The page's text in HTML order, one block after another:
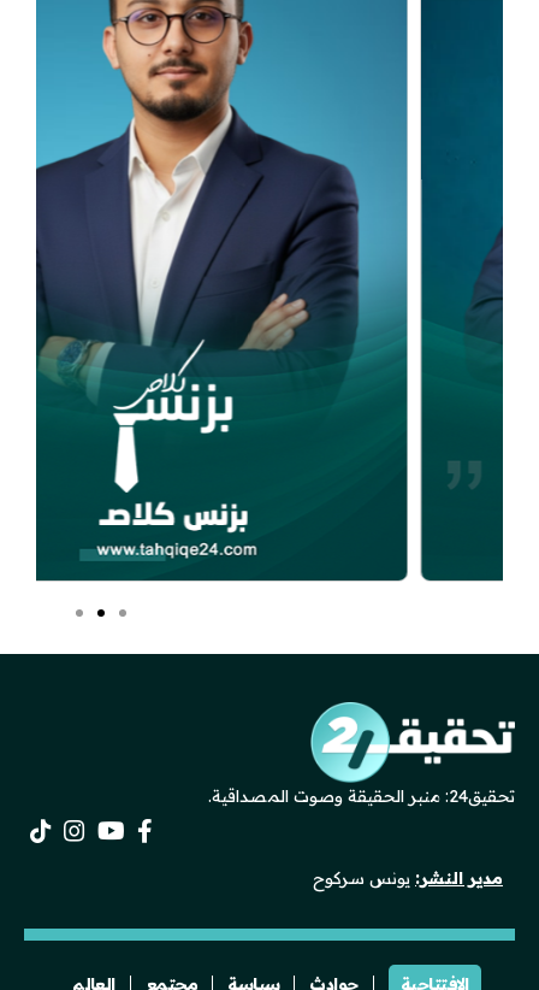
تحقيق24: منبر الحقيقة وصوت المصداقية.
مدير النشر: يونس سركوح
الافتتاحية حوادث سياسة مجتمع العالم